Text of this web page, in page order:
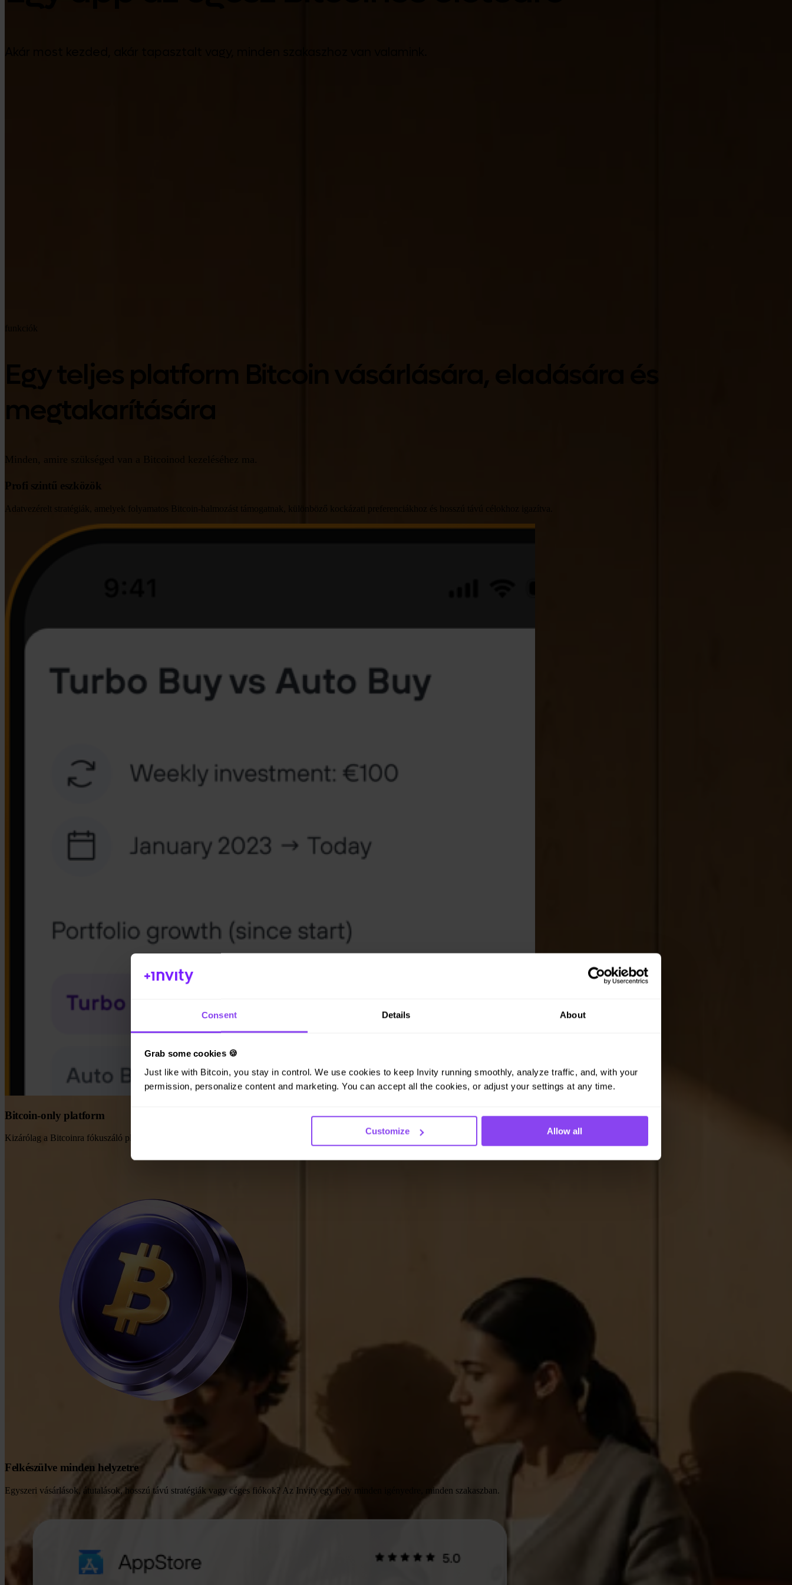
Consent Details About
Grab some cookies 🍪
Just like with Bitcoin, you stay in control. We use cookies to keep Invity running smoothly, analyze traffic, and, with your
permission, personalize content and marketing. You can accept all the cookies, or adjust your settings at any time.
Customize Allow all
Egy teljes platform Bitcoin vásárlására, eladására és
megtakarítására
Minden, amire szükséged van a Bitcoinod kezeléséhez ma.
Profi szintű eszközök
Adatvezérelt stratégiák, amelyek folyamatos Bitcoin-halmozást támogatnak, különböző kockázati preferenciákhoz és hosszú távú célokhoz igazítva.
Bitcoin-only platform
Kizárólag a Bitcoinra fókuszáló platform, amely a világ legváltozhatatlanabb pénzügyi eszköze.
Felkészülve minden helyzetre
Egyszeri vásárlások, átutalások, hosszú távú stratégiák vagy céges fiókok? Az Invity egy hely minden igényedre, minden szakaszban.